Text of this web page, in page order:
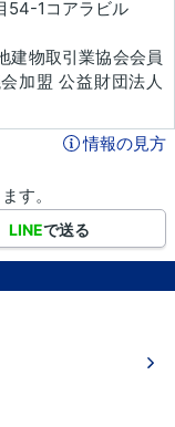
54-1コアラビル
物取引業協会会員
加盟 公益財団法人
情報の見方
す。
LINEで送る